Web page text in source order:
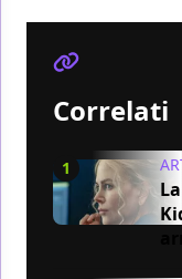
Correlati
1